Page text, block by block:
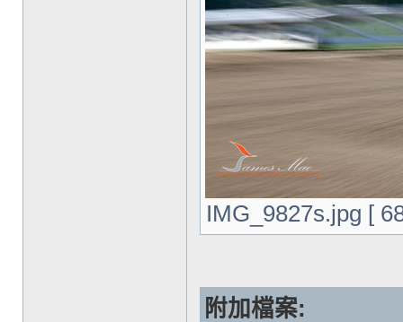
IMG_9827s.jpg [
附加檔案: